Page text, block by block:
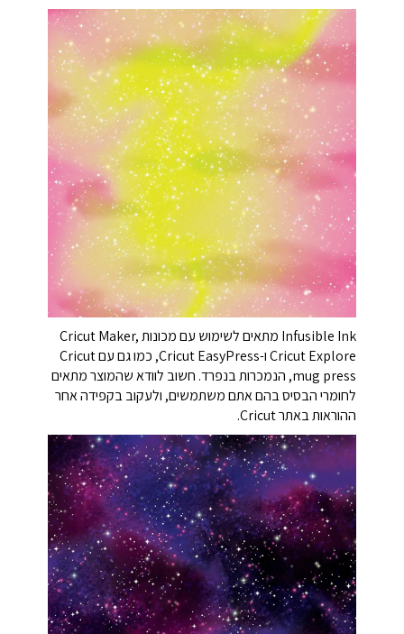
Infusible Ink מתאים לשימוש עם מכונות Cricut Maker,
Cricut Explore ו-Cricut EasyPress, כמו גם עם Cricut
mug press, הנמכרות בנפרד. חשוב לוודא שהמוצר מתאים
לחומרי הבסיס בהם אתם משתמשים, ולעקוב בקפידה אחר
ההוראות באתר Cricut.